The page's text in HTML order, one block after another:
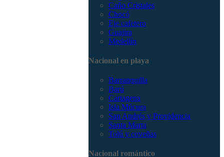
Caño Cristales
Chocó
Eje cafetero
Guajira
Medellín
Nacional en playa
Barranquilla
Barú
Cartagena
Isla Múcura
San Andrés y Providencia
Santa Marta
Tolú y coveñas
Nacional romántico